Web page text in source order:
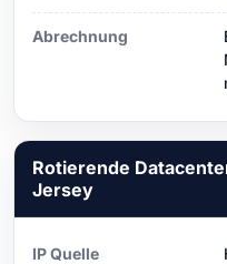
Abrechnung
Rotierende
Jersey
IP Quelle